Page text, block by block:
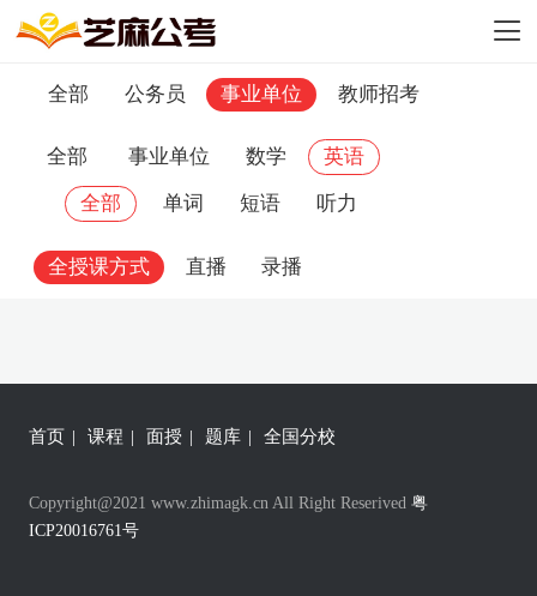
全部 公务员 事业单位 教师招考
全部 事业单位 数学 英语
全部 单词 短语 听力
全授课方式 直播 录播
首页 | 课程 | 面授 | 题库 | 全国分校
Copyright@2021 www.zhimagk.cn All Right Reserived 粤
ICP20016761号